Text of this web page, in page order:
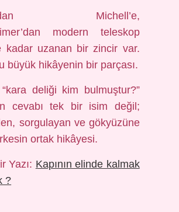
Michell’e,
modern teleskop
kadar uzanan bir zincir var.
büyük hikâyenin bir parçası.
“kara deliği kim bulmuştur?”
cevabı tek bir isim değil;
sorgulayan ve gökyüzüne
ortak hikâyesi.
Yazı: Kapının elinde kalmak
?